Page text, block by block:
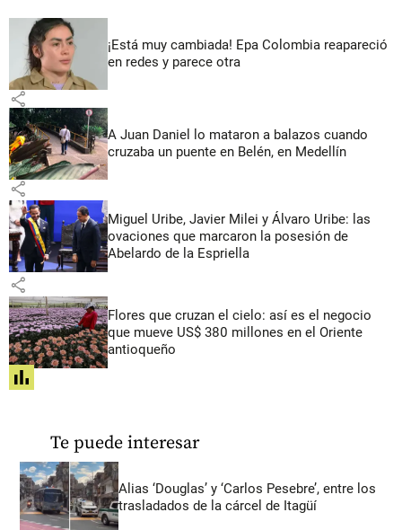
¡Está muy cambiada! Epa Colombia reapareció
en redes y parece otra
share
A Juan Daniel lo mataron a balazos cuando
cruzaba un puente en Belén, en Medellín
share
Miguel Uribe, Javier Milei y Álvaro Uribe: las
ovaciones que marcaron la posesión de
Abelardo de la Espriella
share
Flores que cruzan el cielo: así es el negocio
que mueve US$ 380 millones en el Oriente
antioqueño
share
Te puede interesar
Alias ‘Douglas’ y ‘Carlos Pesebre’, entre los
trasladados de la cárcel de Itagüí